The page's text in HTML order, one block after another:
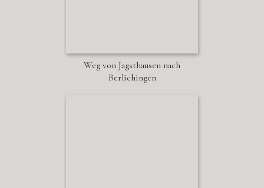
Weg von Jagsthausen nach
Berlichingen